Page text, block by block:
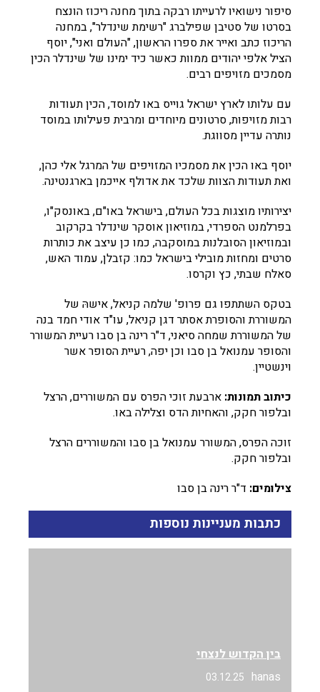
סיפור נישואיו לרעייתו רבקה בתוך מחנה ריכוז הונצח
בסרטו של סטיבן שפילברג "רשימת שינדלר", במחנה
הריכוז כתב ואייר את ספרו הראשון, "העולם ואני", יוסף
הציל אלפי יהודים ממוות כאשר כיד ימינו של שינדלר הכין
מסמכים מזויפים רבים.
עם עלותו לארץ ישראל גוייס באו למוסד, הכין תעודות
רבות מזויפות, סרטונים מיוחדים ומרבית פעילותו במוסד
נותרה עדיין מסווגת.
יוסף באו הכין את מסמכיו המזויפים של המרגל אלי כהן,
ואת תעודות הצוות שלכד את אדולף אייכמן בארגנטינה.
יצירותיו מוצגות בכל העולם, בישראל באו"ם, באונסק"ו,
בפרלמנט הספרדי, במוזיאון אוסקר שינדלר בקרקוב
ובמוזיאון הסובלנות במוסקבה, כמו כן עיצב את כותרות
סרטים ומחזות מובילי בישראל כמו: קזבלן, עמוד האש,
סאלח שבתי, כץ וקרסו.
בטקס השתתפו גם פרופ' שלמה קניאל, אישהּ של
המשוררת והסופרת אסתר דגן קניאל, עו"ד אודי חמד בנה
של המשוררת שמחה סיאני, ד"ר רינה בן סבו רעיית המשורר
והסופר עמנואל בן סבו וכן יפה, רעיית הסופר אשר
וינשטיין.
כיתוב תמונות: ארבעת זוכי הפרס עם המשוררים, הרצל
ובלפור חקק, והאחיות הדס וצלילה באו.
זוכה הפרס, המשורר עמנואל בן סבו והמשוררים הרצל
ובלפור חקק.
צילומים: ד"ר רינה בן סבו
כתבות מעניינות נוספות
בין הקדוש לנצחי
hanas
03.12.25